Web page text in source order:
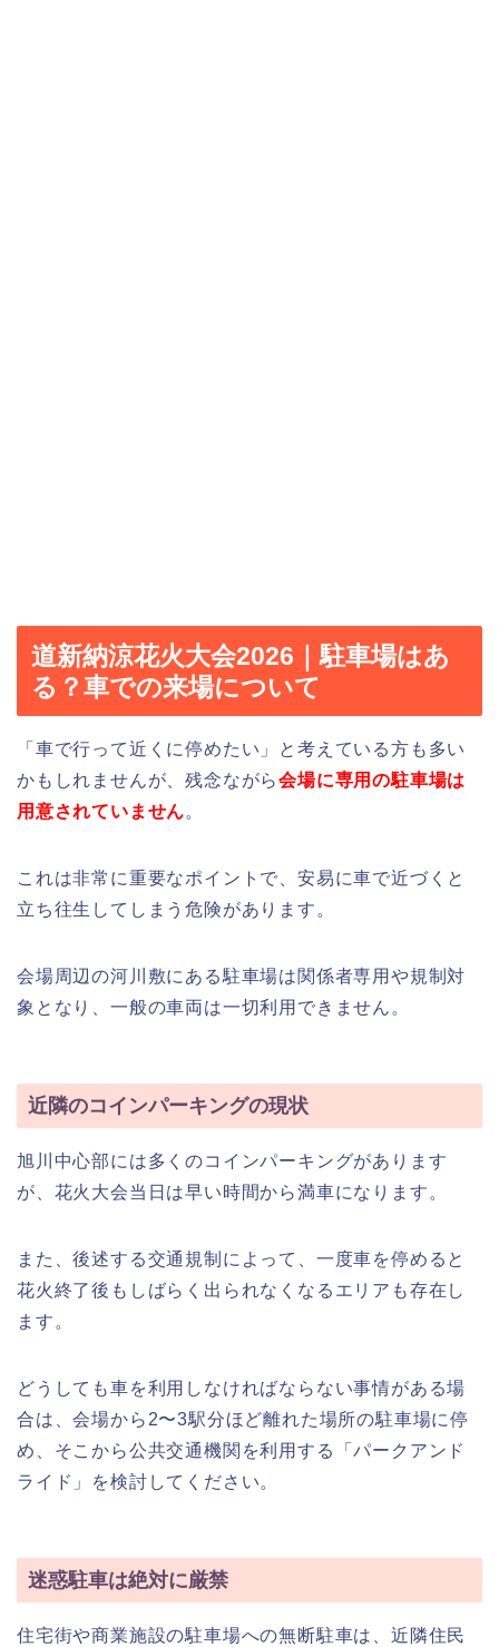
道新納涼花火大会2026｜駐車場はあ
る？車での来場について
「車で行って近くに停めたい」と考えている方も多い
かもしれませんが、残念ながら会場に専用の駐車場は
用意されていません。
これは非常に重要なポイントで、安易に車で近づくと
立ち往生してしまう危険があります。
会場周辺の河川敷にある駐車場は関係者専用や規制対
象となり、一般の車両は一切利用できません。
近隣のコインパーキングの現状
旭川中心部には多くのコインパーキングがあります
が、花火大会当日は早い時間から満車になります。
また、後述する交通規制によって、一度車を停めると
花火終了後もしばらく出られなくなるエリアも存在し
ます。
どうしても車を利用しなければならない事情がある場
合は、会場から2〜3駅分ほど離れた場所の駐車場に停
め、そこから公共交通機関を利用する「パークアンド
ライド」を検討してください。
迷惑駐車は絶対に厳禁
住宅街や商業施設の駐車場への無断駐車は、近隣住民